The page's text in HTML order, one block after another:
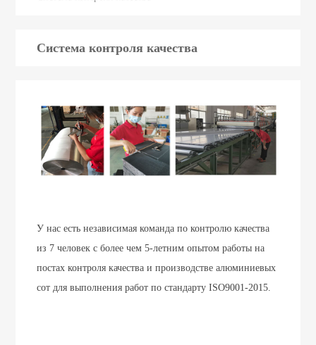
Система контроля качества
У нас есть независимая команда по контролю качества
из 7 человек с более чем 5-летним опытом работы на
постах контроля качества и производстве алюминиевых
сот для выполнения работ по стандарту ISO9001-2015.